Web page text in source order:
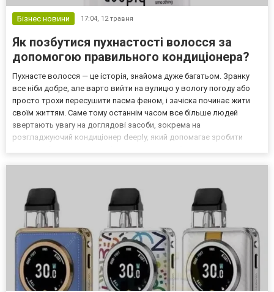
Бізнес новини 17:04, 12 травня
Як позбутися пухнастості волосся за
допомогою правильного кондиціонера?
Пухнасте волосся — це історія, знайома дуже багатьом. Зранку
все ніби добре, але варто вийти на вулицю у вологу погоду або
просто трохи пересушити пасма феном, і зачіска починає жити
своїм життям. Саме тому останнім часом все більше людей
звертають увагу на доглядові засоби, зокрема на
розгладжуючий кондиціонер deeply, який допомагає зробити